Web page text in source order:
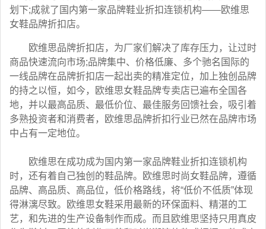
划下;成就了国内第一家品牌鞋业折扣连锁机构——欧维思
女鞋品牌折扣店。
欧维思品牌折扣店，为厂家们解决了库存压力，让过时
商品快速流向市场;品牌集中、价格低廉、多个驰名国际的
一线品牌在品牌折扣店一起出卖的精准定位，加上独创品牌
的持之以恒，如今，欧维思女鞋品牌专卖店已遍布全国各
地，并以最高品质、最低价位、最佳服务回馈社会，吸引着
多熟投资者和消费者，欧维思品牌折扣行业已然在品牌市场
中占有一定地位。
欧维思在成功成为国内第一家品牌鞋业折扣连锁机构
时，还有着自己独创的鞋品牌。欧维思时尚女鞋品牌，遵循
品牌、高品质、高品位，低价格路线，将“低价不低质”体现
得淋漓尽致。欧维思女鞋采用最新的环保面料、精湛的工
艺，和先进的生产设备制作而成。而且欧维思坚持只用真皮